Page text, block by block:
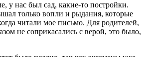
у нас был сад, какие-то постройки.
только вопли и рыдания, которые
читали мое письмо. Для родителей,
не соприкасались с верой, это было,